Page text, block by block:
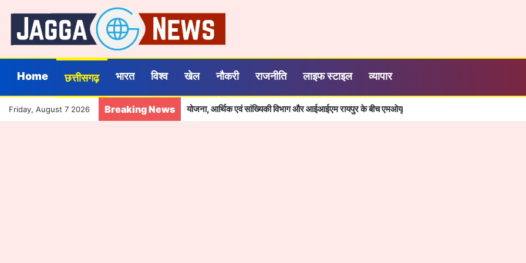
Home छत्तीसगढ़ भारत विश्व खेल नौकरी राजनीति लाइफ स्टाइल व्यापार
Friday, August 7 2026 Breaking News योजना, आर्थिक एवं सांख्यिकी विभाग और आईआईएम रायपुर के बीच एमओयू